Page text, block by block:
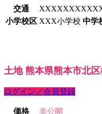
交通
小学校区 XXX小学校 中学
土地 熊本県熊本市北
ログイン／会員登録
価格
非公開